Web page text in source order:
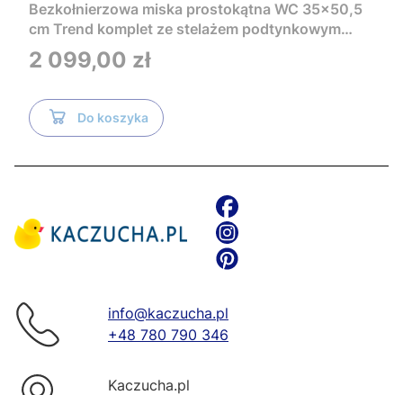
Bezkołnierzowa miska prostokątna WC 35x50,5
cm Trend komplet ze stelażem podtynkowym
Tece i czarnym przyciskiem TeceNow
TR2216+Tece
Cena
2 099,00 zł
Do koszyka
info@kaczucha.pl
+48 780 790 346
Kaczucha.pl